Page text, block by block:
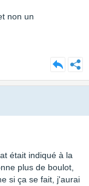
non un
était indiqué à la
plus de boulot,
si ça se fait, j'aurai